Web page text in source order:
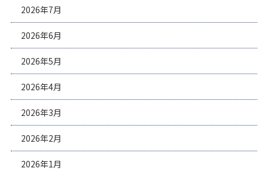
2026年7月
2026年6月
2026年5月
2026年4月
2026年3月
2026年2月
2026年1月